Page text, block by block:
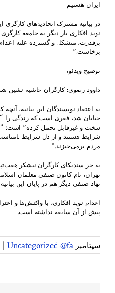
ایران هستیم
در بیانیه مشترک اتحادیه‌های
نوید افکاری بار دیگر به جامعه
پرقدرت، متشکل و گسترده علیه
برخاست.”
توضیح ویدئو،
داوود رضوی: کارگران حاشیه نشین
به اعتقاد نویسندگان این بیانیه،
سخت و غیرقابل تحمل کرده” است:
شرایط هستند و از دل شرایط
مردم برمی‌خیزند.”
به جز سندیکای کارگران نیشکر
تهران، نام کانون صنفی معلمان
نهاد صنفی دیگر هم در پایان این
اعدام نوید افکاری، با واکنش‌ها و
پیش از آن سابقه نداشته است.
سپتامبر 26th, 2020 Uncategorized @fa